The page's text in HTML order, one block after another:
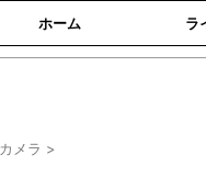
ホーム ラ
カメラ >